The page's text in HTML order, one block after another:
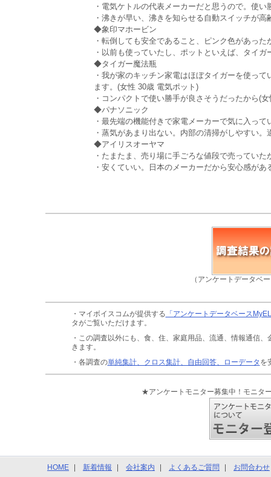
・電気ケトルの代表メーカーだと思うので。使
・沸きが早い、沸きを知らせる自動スイッチが
◆象印マホービン
・転倒しても安全であること、ピンク色があっ
・以前も使っていたし、ポットといえば、タイ
◆タイガー魔法瓶
・我が家のキッチン家電はほぼタイガーを使っ
ます。(女性 30歳 電気ポット)
・コンパクトで使い勝手が良さそうだったから(
◆パナソニック
・最先端の機能付きで家電メーカーで気に入っ
・蒸気があまり出ない。内部の清掃がしやすい
◆アイリスオーヤマ
・たまたま、売り場に手ごろな値段で売ってい
・安くていい。日本のメーカーだから安心感が
（アンケートデータベ
・マイボイスコムが提供する 「アンケートデータベース
タがご覧いただけます。
・この調査以外にも、食、住、家庭用品、流通、情報通信、
きます。
・各調査の単純集計、クロス集計、自由回答、ローデータ を
★アンケートモニター募集中！モニタ
HOME 新着情報 会社案内 よくあるご質問 お問合わせ